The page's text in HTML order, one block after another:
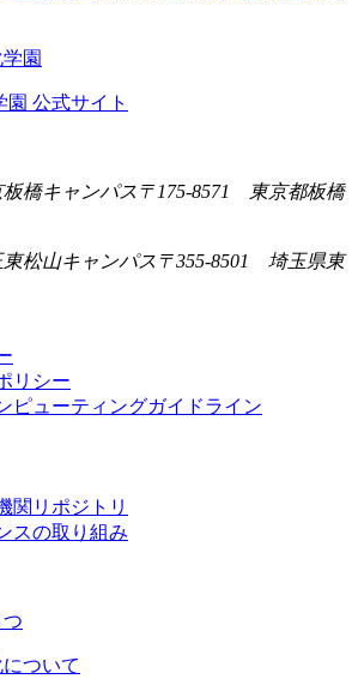
公式サイト
橋キャンパス 〒175-8571 東京都板橋
松山キャンパス 〒355-8501 埼玉県東
リシー
ピューティングガイドライン
関リポジトリ
スの取り組み
ついて